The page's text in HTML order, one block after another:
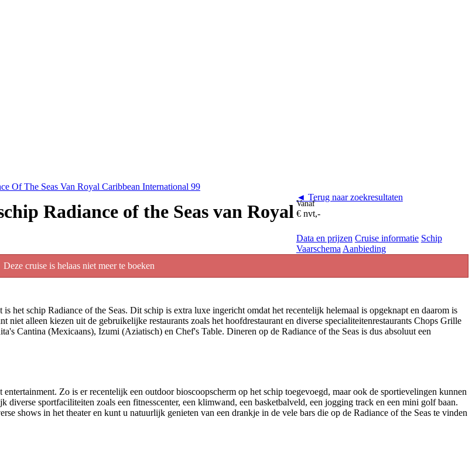
Of The Seas Van Royal Caribbean International 99
◄ Terug naar zoekresultaten
Radiance of the Seas van Royal Vanaf
€ nvt,-
Data en prijzen Cruise informatie Schip
Vaarschema Aanbieding
Deze cruise is helaas niet meer te boeken
het schip Radiance of the Seas. Dit schip is extra luxe ingericht omdat het recentelijk helemaal is opgeknapt en daarom is
alleen kiezen uit de gebruikelijke restaurants zoals het hoofdrestaurant en diverse specialiteitenrestaurants Chops Grille
Cantina (Mexicaans), Izumi (Aziatisch) en Chef's Table. Dineren op de Radiance of the Seas is dus absoluut een
Zo is er recentelijk een outdoor bioscoopscherm op het schip toegevoegd, maar ook de sportievelingen kunnen
sportfaciliteiten zoals een fitnesscenter, een klimwand, een basketbalveld, een jogging track en een mini golf baan.
shows in het theater en kunt u natuurlijk genieten van een drankje in de vele bars die op de Radiance of the Seas te vinden